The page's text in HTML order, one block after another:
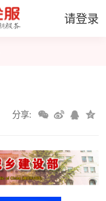
请登录
分享: